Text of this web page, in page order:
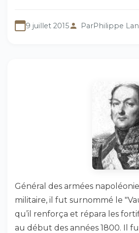
9 juillet 2015 ParPhilippe
Général des armées
militaire, il fut surnommé le
qu’il renforça et répara les
au début des années 1800. Il